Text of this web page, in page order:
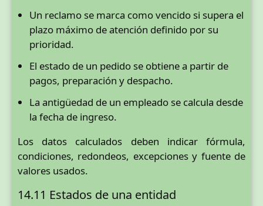
Un reclamo se marca como vencido si supera el
plazo máximo de atención definido por su
prioridad.
El estado de un pedido se obtiene a partir de
pagos, preparación y despacho.
La antigüedad de un empleado se calcula desde
la fecha de ingreso.
Los datos calculados deben indicar fórmula,
condiciones, redondeos, excepciones y fuente de
valores usados.
14.11 Estados de una entidad